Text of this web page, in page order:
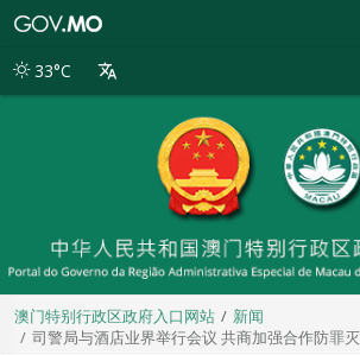
别
33°C
澳门特别行政区政府入口网站
新闻
司警局与酒店业界举行会议 共商加强合作防罪